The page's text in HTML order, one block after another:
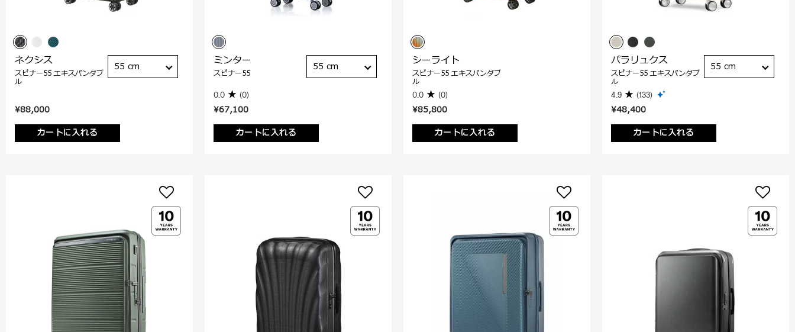
¥88,000
カートに入れる
ネクシス
スピナー55 エキスパンダブ
ル
55 cm
¥67,100
カートに入れる
ミンター
スピナー55
0.0 (0)
55 cm
¥85,800
カートに入れる
シーライト
スピナー55 エキスパンダブ
ル
0.0 (0)
¥48,400
カートに入れる
パラリュクス
スピナー55 エキスパンダブ
ル
4.9 (133)
55 cm